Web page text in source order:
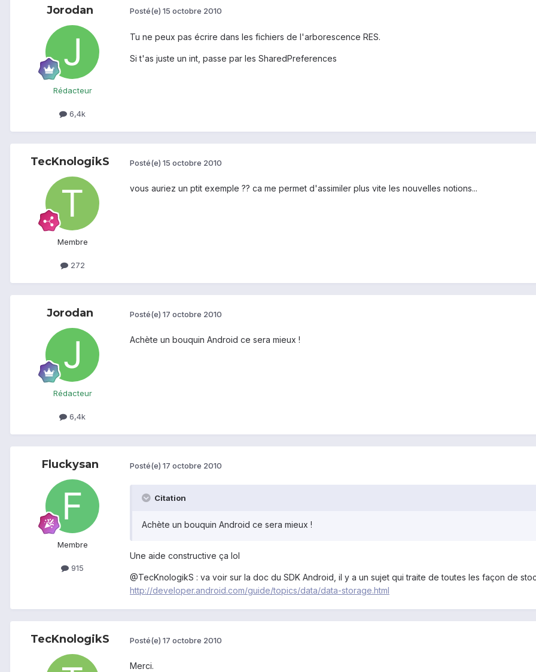
Jorodan
Rédacteur
6,4k
Posté(e) 15 octobre 2010
Tu ne peux pas écrire dans les fichiers de l'arborescence RES.
Si t'as juste un int, passe par les SharedPreferences
TecKnologikS
Membre
272
Posté(e) 15 octobre 2010
vous auriez un ptit exemple ?? ca me permet d'assimiler plus vite les nouvelles notions...
Jorodan
Rédacteur
6,4k
Posté(e) 17 octobre 2010
Achète un bouquin Android ce sera mieux !
Fluckysan
Membre
915
Posté(e) 17 octobre 2010
Citation
Achète un bouquin Android ce sera mieux !
Une aide constructive ça lol
@TecKnologikS : va voir sur la doc du SDK Android, il y a un sujet qui traite de toutes les façon de
http://developer.android.com/guide/topics/data/data-storage.html
TecKnologikS Posté(e) 17 octobre 2010
Merci.